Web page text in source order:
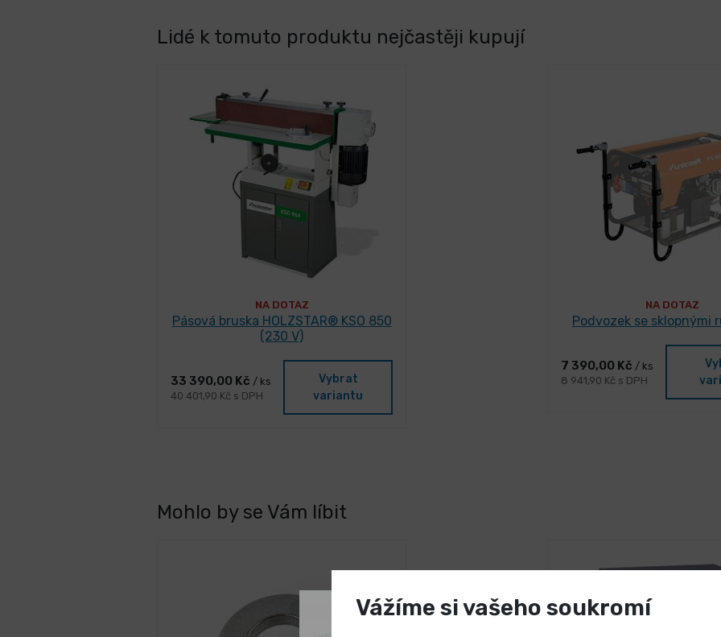
Lidé k tomuto produktu nejčastěji kupují
NA DOTAZ
Pásová bruska HOLZSTAR® KSO 850
(230 V)
33 390,00 Kč / ks
40 401,90 Kč s DPH
Vybrat
variantu
NA DOTAZ
Podvozek se sklopnými
7 390,00 Kč / ks
8 941,90 Kč s DPH
Mohlo by se Vám líbit
Vážíme si vašeho soukromí